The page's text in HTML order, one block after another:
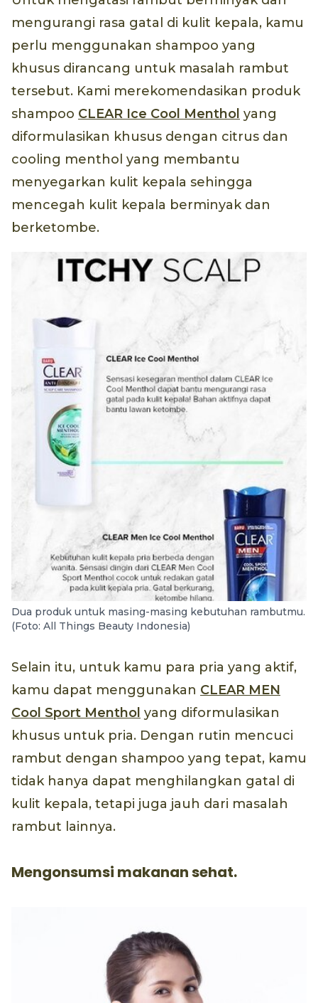
mengurangi rasa gatal di kulit kepala, kamu
perlu menggunakan shampoo yang
khusus dirancang untuk masalah rambut
tersebut. Kami merekomendasikan produk
shampoo CLEAR Ice Cool Menthol yang
diformulasikan khusus dengan citrus dan
cooling menthol yang membantu
menyegarkan kulit kepala sehingga
mencegah kulit kepala berminyak dan
berketombe.
Dua produk untuk masing-masing kebutuhan rambutmu.
(Foto: All Things Beauty Indonesia)
Selain itu, untuk kamu para pria yang aktif,
kamu dapat menggunakan CLEAR MEN
Cool Sport Menthol yang diformulasikan
khusus untuk pria. Dengan rutin mencuci
rambut dengan shampoo yang tepat, kamu
tidak hanya dapat menghilangkan gatal di
kulit kepala, tetapi juga jauh dari masalah
rambut lainnya.
Mengonsumsi makanan sehat.